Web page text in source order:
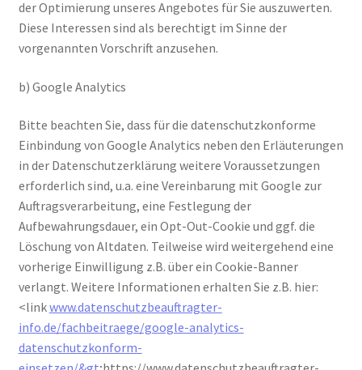
der Optimierung unseres Angebotes für Sie auszuwerten.
Diese Interessen sind als berechtigt im Sinne der
vorgenannten Vorschrift anzusehen.
b) Google Analytics
Bitte beachten Sie, dass für die datenschutzkonforme
Einbindung von Google Analytics neben den Erläuterungen
in der Datenschutzerklärung weitere Voraussetzungen
erforderlich sind, u.a. eine Vereinbarung mit Google zur
Auftragsverarbeitung, eine Festlegung der
Aufbewahrungsdauer, ein Opt-Out-Cookie und ggf. die
Löschung von Altdaten. Teilweise wird weitergehend eine
vorherige Einwilligung z.B. über ein Cookie-Banner
verlangt. Weitere Informationen erhalten Sie z.B. hier:
<linkwww.datenschutzbeauftragter-
info.de/fachbeitraege/google-analytics-
datenschutzkonform-